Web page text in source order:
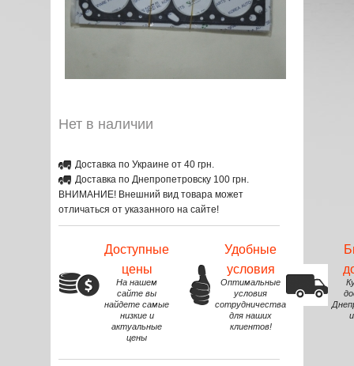
Нет в наличии
Доставка по Украине от 40 грн.
Доставка по Днепропетровску 100 грн.
ВНИМАНИЕ! Внешний вид товара может
отличаться от указанного на сайте!
Доступные
цены
На нашем
сайте вы
найдете самые
низкие и
актуальные
цены
Удобные
условия
Оптимальные
условия
сотрудничества
для наших
клиентов!